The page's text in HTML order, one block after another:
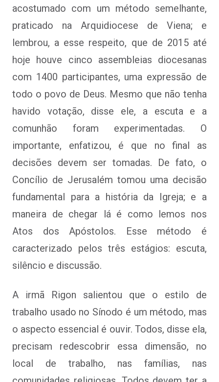
acostumado com um método semelhante,
praticado na Arquidiocese de Viena; e
lembrou, a esse respeito, que de 2015 até
hoje houve cinco assembleias diocesanas
com 1400 participantes, uma expressão de
todo o povo de Deus. Mesmo que não tenha
havido votação, disse ele, a escuta e a
comunhão foram experimentadas. O
importante, enfatizou, é que no final as
decisões devem ser tomadas. De fato, o
Concílio de Jerusalém tomou uma decisão
fundamental para a história da Igreja; e a
maneira de chegar lá é como lemos nos
Atos dos Apóstolos. Esse método é
caracterizado pelos três estágios: escuta,
silêncio e discussão.
A irmã Rigon salientou que o estilo de
trabalho usado no Sínodo é um método, mas
o aspecto essencial é ouvir. Todos, disse ela,
precisam redescobrir essa dimensão, no
local de trabalho, nas famílias, nas